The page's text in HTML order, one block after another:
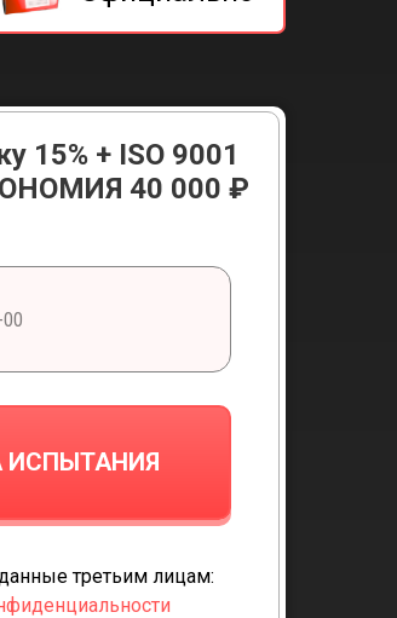
15% + ISO 9001
40 000 ₽
ИСПЫТАНИЯ
третьим лицам: